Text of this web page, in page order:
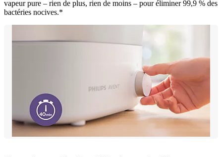
vapeur pure – rien de plus, rien de moins – pour éliminer 99,9 % des
bactéries nocives.*